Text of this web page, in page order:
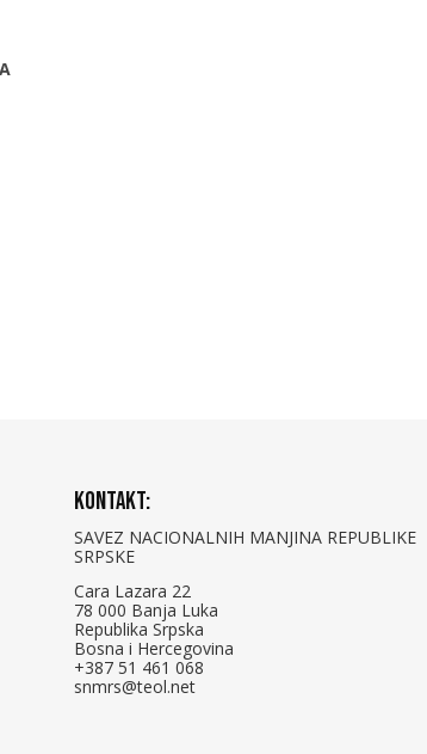
Kontakt:
SAVEZ NACIONALNIH MANJINA REPUBLIKE
SRPSKE
Cara Lazara 22
78 000 Banja Luka
Republika Srpska
Bosna i Hercegovina
+387 51 461 068
snmrs@teol.net